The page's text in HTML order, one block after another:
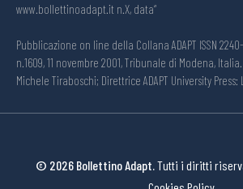
www.bollettinoadapt.it n.X, data“
Pubblicazione on line della Collana ADAPT ISSN
n.1609, 11 novembre 2001, Tribunale di Modena,
Michele Tiraboschi; Direttrice ADAPT University
© 2026 Bollettino Adapt.Tutti i diritti